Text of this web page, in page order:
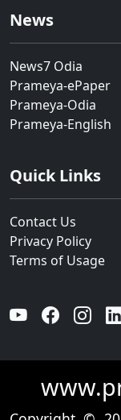
News
News7 Odia
Prameya-ePaper
Prameya-Odia
Prameya-English
Quick Links
Contact Us
Privacy Policy
Terms of Usage
YouTube Facebook